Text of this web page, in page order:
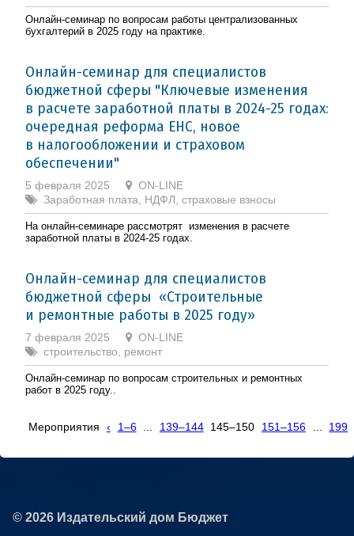
Онлайн-семинар по вопросам работы централизованных
бухгалтерий в 2025 году на практике.
Онлайн-семинар для специалистов
бюджетной сферы "Ключевые изменения
в расчете заработной платы в 2024-25 годах:
очередная реформа ЕНС, новое
в налогообложении и страховом
обеспечении"
5 февраля 2025
ON-LINE
Заработная плата, НДФЛ, страховые взносы
На онлайн-семинаре рассмотрят изменения в расчете
заработной платы в 2024-25 годах.
Онлайн-семинар для специалистов
бюджетной сферы «Строительные
и ремонтные работы в 2025 году»
7 февраля 2025
ON-LINE
строительство, ремонт
Онлайн-семинар по вопросам строительных и ремонтных
работ в 2025 году..
Мероприятия ‹ 1–6 139–144 145–150 151–156 199
© 2026 Издательский дом Бюджет